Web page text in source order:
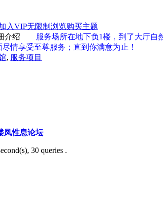
入VIP无限制浏览购买主题
介绍
服务场所在地下负1楼，到了大厅自
情享受至尊服务；直到你满意为止！
, 服务项目
凤性息论坛
30 queries .